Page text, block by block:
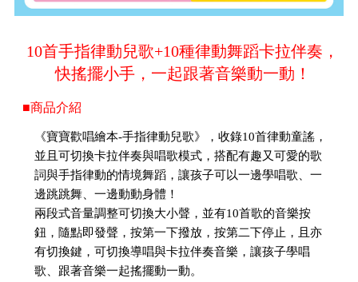
10首手指律動兒歌+10種律動舞蹈卡拉伴奏，
快搖擺小手，一起跟著音樂動一動！
■商品介紹
《寶寶歡唱繪本-手指律動兒歌》，收錄10首律動童謠，
並且可切換卡拉伴奏與唱歌模式，搭配有趣又可愛的歌
詞與手指律動的情境舞蹈，讓孩子可以一邊學唱歌、一
邊跳跳舞、一邊動動身體！
兩段式音量調整可切換大小聲，並有10首歌的音樂按
鈕，隨點即發聲，按第一下撥放，按第二下停止，且亦
有切換鍵，可切換導唱與卡拉伴奏音樂，讓孩子學唱
歌、跟著音樂一起搖擺動一動。